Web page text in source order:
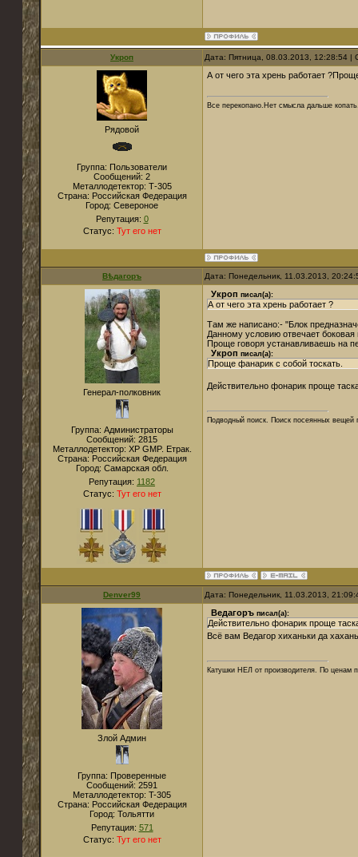
Укроп Дата: Пятница, 08.03.2013, 12:28:54
Рядовой
Группа: Пользователи
Сообщений: 2
Металлодетектор: Т-305
Страна: Российская Федерация
Город: Североное
Репутация: 0
Статус: Тут его нет
А от чего эта хрень работает
Все перекопано.Нет смысла дальше
Вѣдагоръ Дата: Понедельник, 11.03.2013,
Генерал-полковник
Группа: Администраторы
Сообщений: 2815
Металлодетектор: XP GMP. Етрак.
Страна: Российская Федерация
Город: Самарская обл.
Репутация: 1182
Статус: Тут его нет
Укроп писал(а):
А от чего эта хрень работает ?
Там же написано:- "Блок
Данному условию отвечает боковая
Проще говоря устанавливаешь на
Укроп писал(а):
Проще фанарик с собой тоскать.
Действительно фонарик проще
Подводный поиск. Поиск посеянных вещей
Denver99 Дата: Понедельник, 11.03.2013,
Злой Админ
Группа: Проверенные
Сообщений: 2591
Металлодетектор: T-305
Страна: Российская Федерация
Город: Тольятти
Репутация: 571
Статус: Тут его нет
Ведагоръ писал(а):
Действительно фонарик проще
Всё вам Ведагор хиханьки да
Катушки НЕЛ от производителя. По ценам